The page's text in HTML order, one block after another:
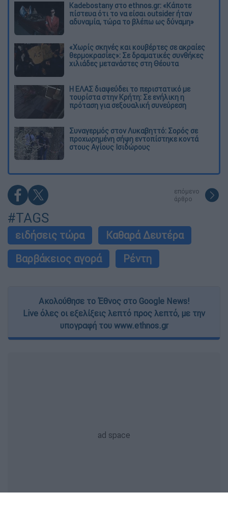
Kadebostany στο ethnos.gr: «Κάποτε
πίστευα ότι το να είσαι outsider ήταν
αδυναμία, τώρα το βλέπω ως δύναμη»
«Χωρίς σκηνές και κουβέρτες σε ακραίες
θερμοκρασίες»: Σε δραματικές συνθήκες
χιλιάδες μετανάστες στη Θέουτα
Η ΕΛΑΣ διαψεύδει το περιστατικό με
τουρίστα στην Κρήτη: Σε ενήλικη η
πρόταση για σεξουαλική συνεύρεση
Συναγερμός στον Λυκαβηττό: Σορός σε
προχωρημένη σήψη εντοπίστηκε κοντά
στους Αγίους Ισιδώρους
επόμενο
άρθρο
#TAGS
ειδήσεις τώρα
Καθαρά Δευτέρα
Βαρβάκειος αγορά
Ρέντη
Ακολούθησε το Έθνος στο Google News!
Live όλες οι εξελίξεις λεπτό προς λεπτό, με την
υπογραφή του www.ethnos.gr